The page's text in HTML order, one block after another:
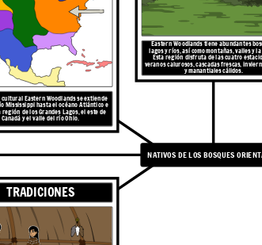
que
Cultivan
Los Algonquin construyeron wigwams, una casa
forma de cúpula con un marco de madera
con esteras de corteza de abedul. Los
construyeron casas comunales, una cabaña de
TRADICIONES
Eastern Woodlandstiene abundantes
lagos y ríos, así como montañas, valles y
Esta región disfruta de las cuatro
veranos calurosos, cascadas frescas,
y manantiales cálidos.
Eastern Woodlands seextiende
Mississippi hasta el océano Atlántico e
de los Grandes Lagos, el este de
Canadá y el valle del río Ohio.
NATIVOS DE LOS BOSQUES